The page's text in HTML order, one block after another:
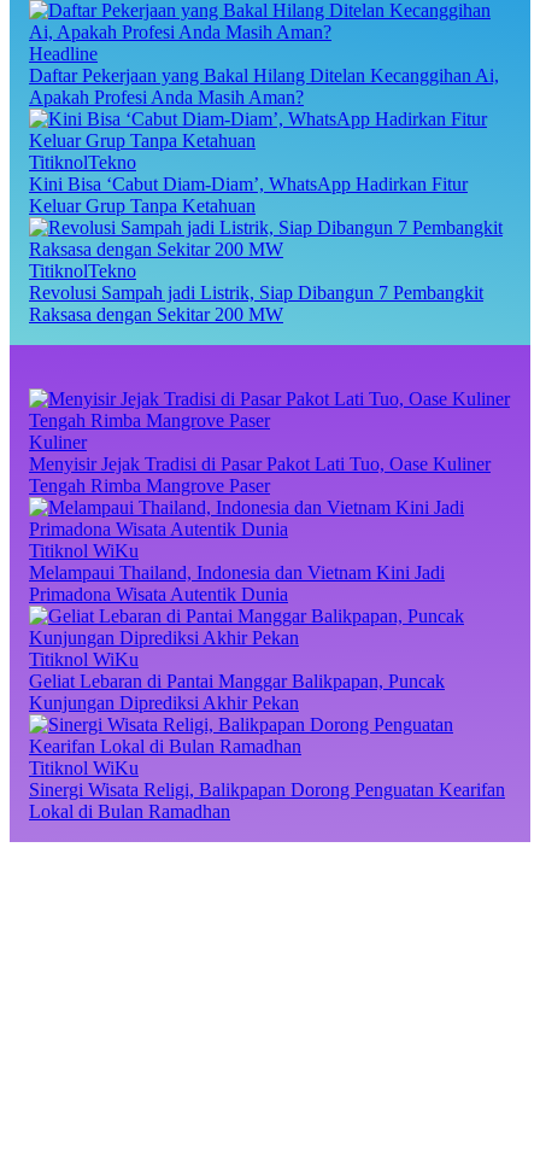
Headline
Daftar Pekerjaan yang Bakal Hilang Ditelan Kecanggihan Ai,
Apakah Profesi Anda Masih Aman?
TitiknolTekno
Kini Bisa ‘Cabut Diam-Diam’, WhatsApp Hadirkan Fitur
Keluar Grup Tanpa Ketahuan
TitiknolTekno
Revolusi Sampah jadi Listrik, Siap Dibangun 7 Pembangkit
Raksasa dengan Sekitar 200 MW
Kuliner
Menyisir Jejak Tradisi di Pasar Pakot Lati Tuo, Oase Kuliner
Tengah Rimba Mangrove Paser
Titiknol WiKu
Melampaui Thailand, Indonesia dan Vietnam Kini Jadi
Primadona Wisata Autentik Dunia
Titiknol WiKu
Geliat Lebaran di Pantai Manggar Balikpapan, Puncak
Kunjungan Diprediksi Akhir Pekan
Titiknol WiKu
Sinergi Wisata Religi, Balikpapan Dorong Penguatan Kearifan
Lokal di Bulan Ramadhan